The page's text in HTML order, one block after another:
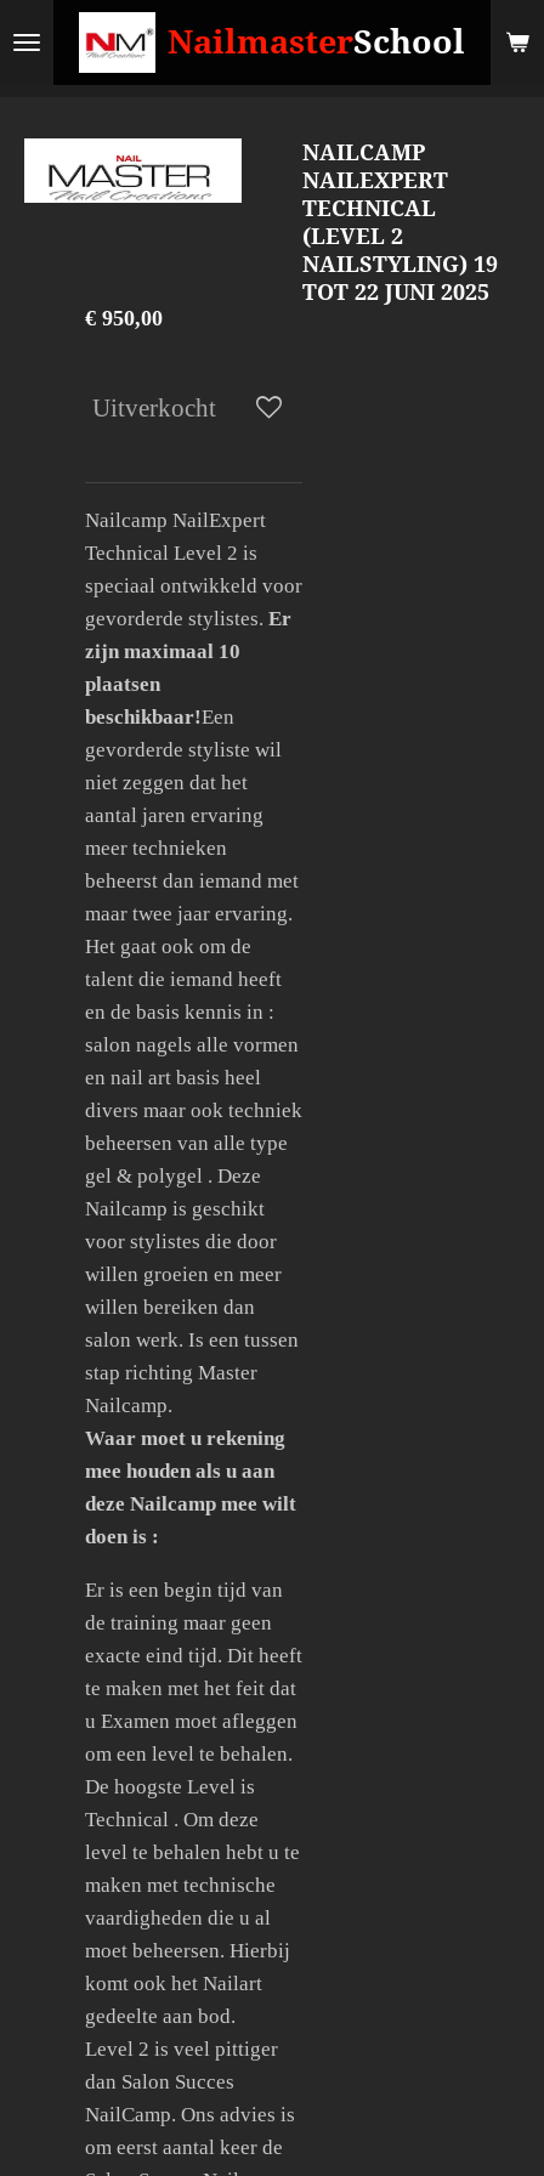
hoofdinhoud
NailmasterSchool
NAILCAMP
NAILEXPERT
TECHNICAL
(LEVEL 2
NAILSTYLING) 19
TOT 22 JUNI 2025
€ 950,00
Uitverkocht
Nailcamp NailExpert
Technical Level 2 is
speciaal ontwikkeld voor
gevorderde stylistes. Er
zijn maximaal 10
plaatsen
beschikbaar!Een
gevorderde styliste wil
niet zeggen dat het
aantal jaren ervaring
meer technieken
beheerst dan iemand met
maar twee jaar ervaring.
Het gaat ook om de
talent die iemand heeft
en de basis kennis in :
salon nagels alle vormen
en nail art basis heel
divers maar ook techniek
beheersen van alle type
gel & polygel . Deze
Nailcamp is geschikt
voor stylistes die door
willen groeien en meer
willen bereiken dan
salon werk. Is een tussen
stap richting Master
Nailcamp.
Waar moet u rekening
mee houden als u aan
deze Nailcamp mee wilt
doen is :
Er is een begin tijd van
de training maar geen
exacte eind tijd. Dit heeft
te maken met het feit dat
u Examen moet afleggen
om een level te behalen.
De hoogste Level is
Technical . Om deze
level te behalen hebt u te
maken met technische
vaardigheden die u al
moet beheersen. Hierbij
komt ook het Nailart
gedeelte aan bod.
Level 2 is veel pittiger
dan Salon Succes
NailCamp. Ons advies is
om eerst aantal keer de